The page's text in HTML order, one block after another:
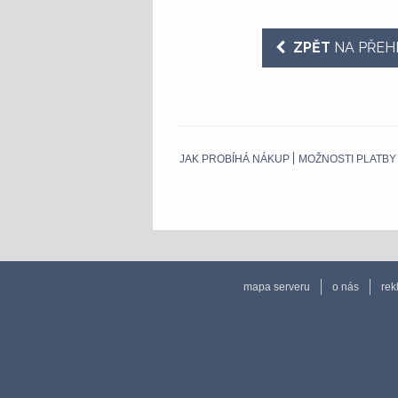
ZPĚT NA
JAK PROBÍHÁ NÁKUP MOŽNOSTI PLATBY
mapa serveru o nás